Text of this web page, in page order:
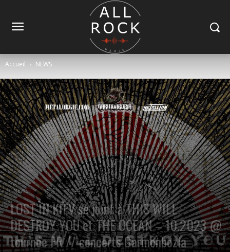
Accueil NEWS
NEWS
LOST IN KIEV se joint à THIS WILL
DESTROY YOU et THE OCEAN – 10.2023 @
tournée FR // concerts Garmonbozia